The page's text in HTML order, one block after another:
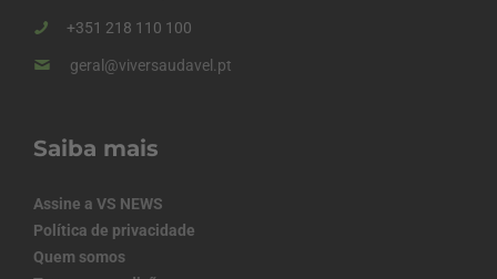
+351 218 110 100
geral@viversaudavel.pt
Saiba mais
Assine a VS NEWS
Política de privacidade
Quem somos